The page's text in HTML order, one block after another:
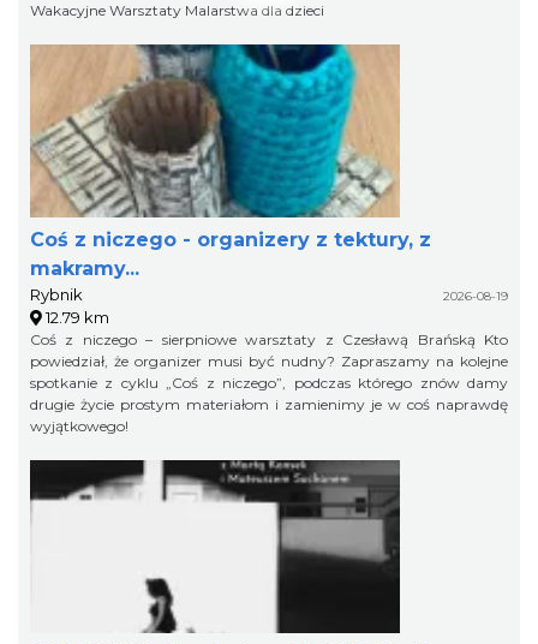
Wakacyjne Warsztaty Malarstwa dla dzieci
Coś z niczego - organizery z tektury, z
makramy...
Rybnik 2026-08-19
12.79 km
Coś z niczego – sierpniowe warsztaty z Czesławą Brańską Kto
powiedział, że organizer musi być nudny? Zapraszamy na kolejne
spotkanie z cyklu „Coś z niczego”, podczas którego znów damy
drugie życie prostym materiałom i zamienimy je w coś naprawdę
wyjątkowego!